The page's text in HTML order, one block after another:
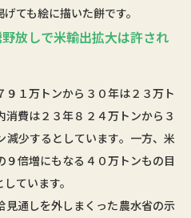
ても絵に描いた餅です。
放しで米輸出拡大は許され
１万トンから３０年は２３万ト
費は２３年８２４万トンから３
減少するとしています。一方、米
倍増にもなる４０万トンもの目
ています。
通しを外しまくった農水省の示